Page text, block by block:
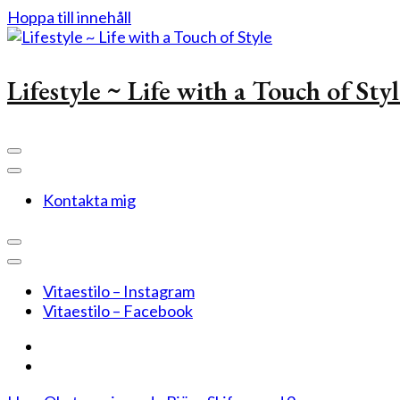
Hoppa till innehåll
Lifestyle ~ Life with a Touch of
Kontakta mig
Vitaestilo – Instagram
Vitaestilo – Facebook